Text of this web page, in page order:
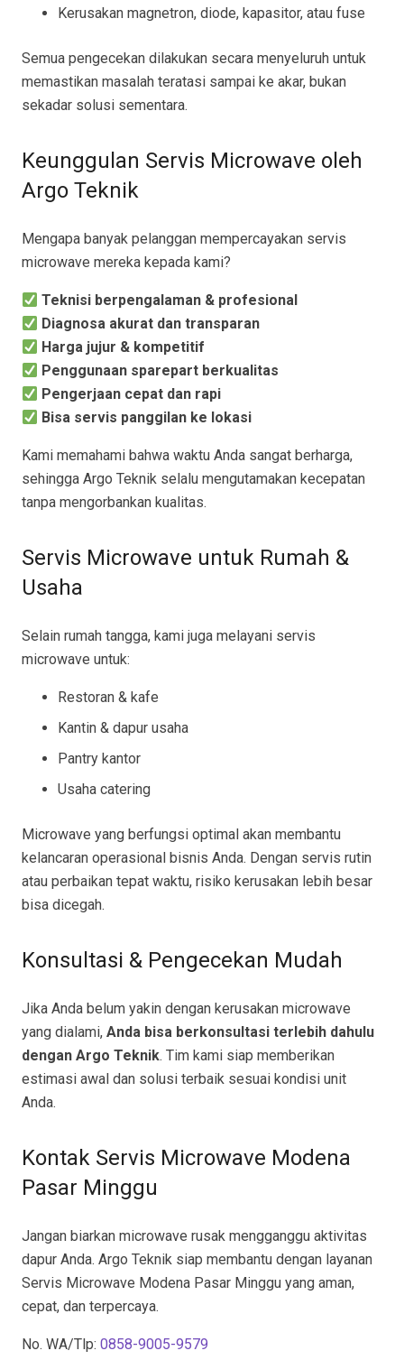
Kerusakan magnetron, diode, kapasitor, atau fuse
Semua pengecekan dilakukan secara menyeluruh untuk
memastikan masalah teratasi sampai ke akar, bukan
sekadar solusi sementara.
Keunggulan Servis Microwave oleh
Argo Teknik
Mengapa banyak pelanggan mempercayakan servis
microwave mereka kepada kami?
Teknisi berpengalaman & profesional
Diagnosa akurat dan transparan
Harga jujur & kompetitif
Penggunaan sparepart berkualitas
Pengerjaan cepat dan rapi
Bisa servis panggilan ke lokasi
Kami memahami bahwa waktu Anda sangat berharga,
sehingga Argo Teknik selalu mengutamakan kecepatan
tanpa mengorbankan kualitas.
Servis Microwave untuk Rumah &
Usaha
Selain rumah tangga, kami juga melayani servis
microwave untuk:
Restoran & kafe
Kantin & dapur usaha
Pantry kantor
Usaha catering
Microwave yang berfungsi optimal akan membantu
kelancaran operasional bisnis Anda. Dengan servis rutin
atau perbaikan tepat waktu, risiko kerusakan lebih besar
bisa dicegah.
Konsultasi & Pengecekan Mudah
Jika Anda belum yakin dengan kerusakan microwave
yang dialami, Anda bisa berkonsultasi terlebih dahulu
dengan Argo Teknik. Tim kami siap memberikan
estimasi awal dan solusi terbaik sesuai kondisi unit
Anda.
Kontak Servis Microwave Modena
Pasar Minggu
Jangan biarkan microwave rusak mengganggu aktivitas
dapur Anda. Argo Teknik siap membantu dengan layanan
Servis Microwave Modena Pasar Minggu yang aman,
cepat, dan terpercaya.
No. WA/Tlp: 0858-9005-9579